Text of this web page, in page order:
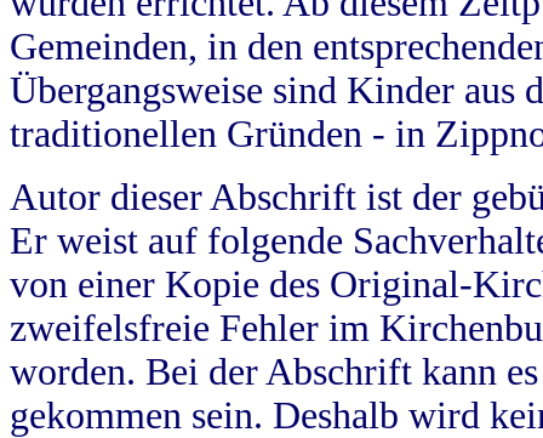
Gemeinden, in den
Übergangsweise sind Kinder aus
traditionellen Gründen - in
Autor dieser Abschrift ist der
Er weist auf folgende
von einer Kopie des Original-
zweifelsfreie Fehler im
worden. Bei der Abschrift kann
gekommen sein. Deshalb wird